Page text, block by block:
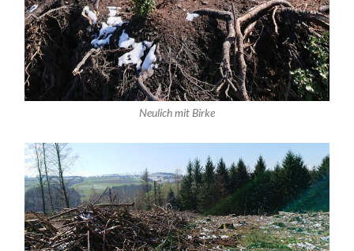
Neulich mit Birke